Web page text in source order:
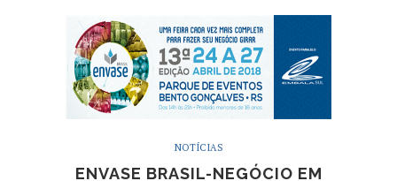
NOTÍCIAS
ENVASE BRASIL-NEGÓCIO EM